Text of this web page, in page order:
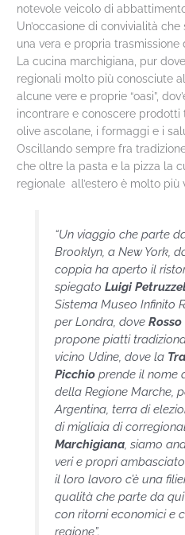
notevole veicolo di
Un’occasione di convivialità
una vera e propria
La cucina marchigiana, pur
regionali molto più conosciute
alcune vere e proprie “oasi”,
incontrare e conoscere
olive ascolane, i formaggi e i
Oscillando sempre fra
che oltre la pasta e la pizza la
regionale all’estero è molto più
“Un viaggio che parte
Brooklyn, a New York,
coppia ha aperto il
spiegato Luigi
Sistema Museo Infinito
per Londra, dove
propone piatti
vicino Udine, dove la
Picchioprende il nome
della Regione Marche,
Argentina, terra di
di migliaia di
Marchigiana, siamo
veri e propri
il loro lavoro c’è una
qualità che parte da
con ritorni economici e
regione”.